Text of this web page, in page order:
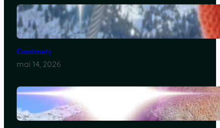
Comirnaty
mai 14, 2026